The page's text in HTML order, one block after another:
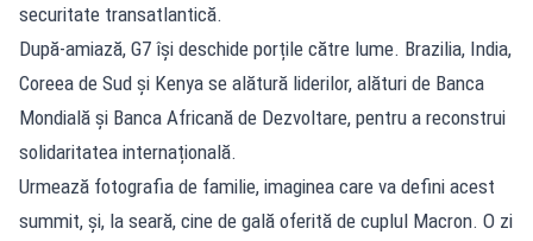
securitate transatlantică.
După-amiază, G7 își deschide porțile către lume. Brazilia, India,
Coreea de Sud și Kenya se alătură liderilor, alături de Banca
Mondială și Banca Africană de Dezvoltare, pentru a reconstrui
solidaritatea internațională.
Urmează fotografia de familie, imaginea care va defini acest
summit, și, la seară, cine de gală oferită de cuplul Macron. O zi